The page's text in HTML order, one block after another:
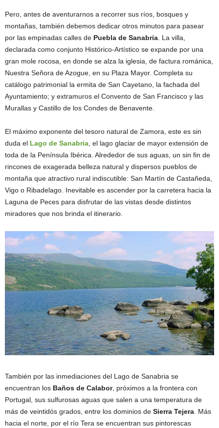
Pero, antes de aventurarnos a recorrer sus ríos, bosques y
montañas, también debemos dedicar otros minutos para pasear
por las empinadas calles de Puebla de Sanabria . La villa,
declarada como conjunto Histórico-Artístico se expande por una
gran mole rocosa, en donde se alza la iglesia, de factura románica,
Nuestra Señora de Azogue, en su Plaza Mayor. Completa su
catálogo patrimonial la ermita de San Cayetano, la fachada del
Ayuntamiento; y extramuros el Convento de San Francisco y las
Murallas y Castillo de los Condes de Benavente.
El máximo exponente del tesoro natural de Zamora, este es sin
duda el Lago de Sanabria , el lago glaciar de mayor extensión de
toda de la Península Ibérica. Alrededor de sus aguas, un sin fin de
rincones de exagerada belleza natural y dispersos pueblos de
montaña que atractivo rural indiscutible: San Martín de Castañeda,
Vigo o Ribadelago. Inevitable es ascender por la carretera hacia la
Laguna de Peces para disfrutar de las vistas desde distintos
miradores que nos brinda el itinerario.
También por las inmediaciones del Lago de Sanabria se
encuentran los Baños de Calabor, próximos a la frontera con
Portugal, sus sulfurosas aguas que salen a una temperatura de
más de veintidós grados, entre los dominios de Sierra Tejera . Más
hacia el norte, por el río Tera se encuentran sus pintorescas